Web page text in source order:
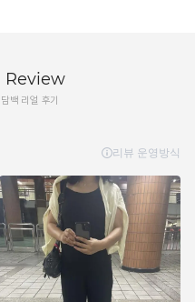
Review
백 리얼 후기